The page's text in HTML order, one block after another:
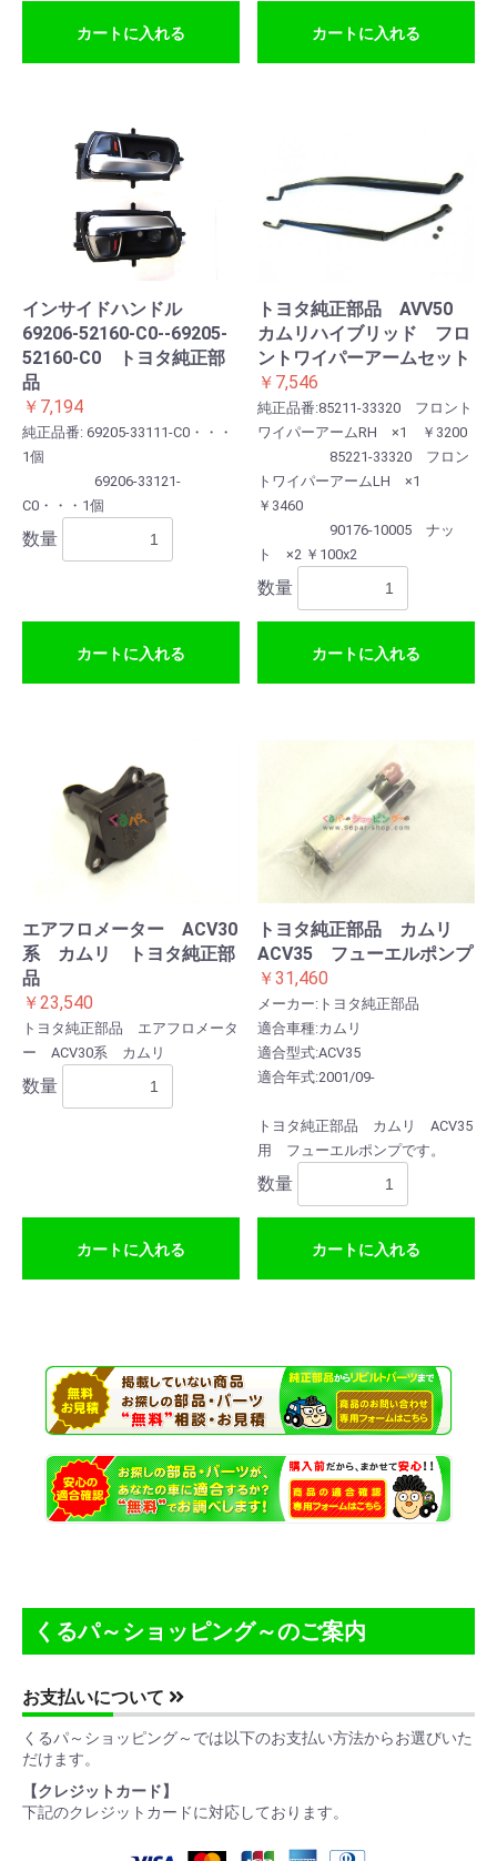
カートに入れる カートに入れる
インサイドハンドル
69206-52160-C0--69205-
52160-C0 トヨタ純正部
品
￥7,194
純正品番: 69205-33111-C0・・・
1個
69206-33121-
C0・・・1個
数量
カートに入れる
トヨタ純正部品 AVV50
カムリハイブリッド フロ
ントワイパーアームセット
￥7,546
純正品番:85211-33320 フロント
ワイパーアームRH ×1 ￥3200
85221-33320 フロン
トワイパーアームLH ×1
￥3460
90176-10005 ナッ
ト ×2 ￥100x2
数量
カートに入れる
エアフロメーター ACV30
系 カムリ トヨタ純正部
品
￥23,540
トヨタ純正部品 エアフロメータ
ー ACV30系 カムリ
数量
カートに入れる
トヨタ純正部品 カムリ
ACV35 フューエルポンプ
￥31,460
メーカー:トヨタ純正部品
適合車種:カムリ
適合型式:ACV35
適合年式:2001/09-
トヨタ純正部品 カムリ ACV35
用 フューエルポンプです。
数量
カートに入れる
お買い物を続ける カートへ進む
くるパ～ショッピング～のご案内
お支払いについて
くるパ～ショッピング～では以下のお支払い方法からお選びいた
だけます。
【クレジットカード】
下記のクレジットカードに対応しております。